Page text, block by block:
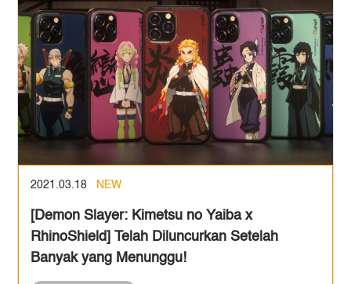
2021.03.18 NEW
[Demon Slayer: Kimetsu no Yaiba x
RhinoShield] Telah Diluncurkan Setelah
Banyak yang Menunggu!